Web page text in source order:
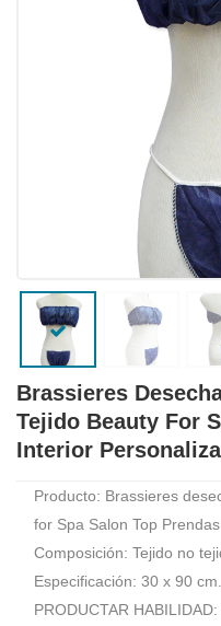
Brassieres
Tejido Beauty For
Interior
Producto: Brassieres
for Spa Salon Top
Composición: Tejido no
Especificación: 30 x 90 cm.
PRODUCTAR